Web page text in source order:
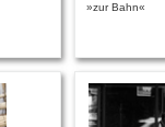
»zur Bahn«